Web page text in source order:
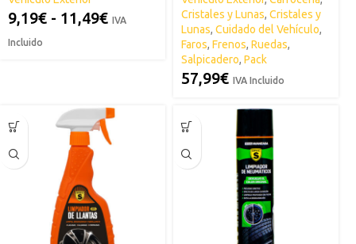
9,19€ - 11,49€ IVA
Incluido
Cristales y Lunas, Cristales y
Lunas, Cuidado del Vehículo,
Faros, Frenos, Ruedas,
Salpicadero, Pack
57,99€ IVA Incluido